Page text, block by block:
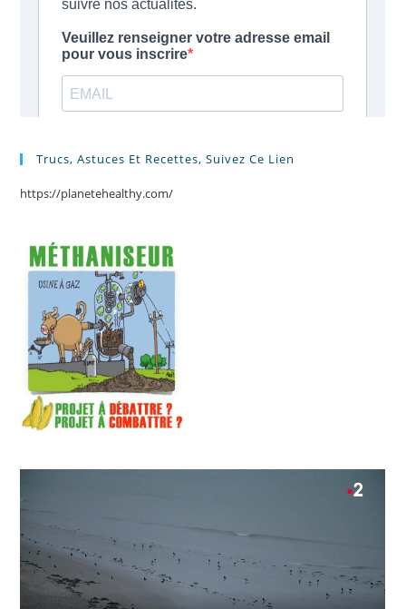
Trucs, Astuces Et Recettes, Suivez Ce Lien
https://planetehealthy.com/